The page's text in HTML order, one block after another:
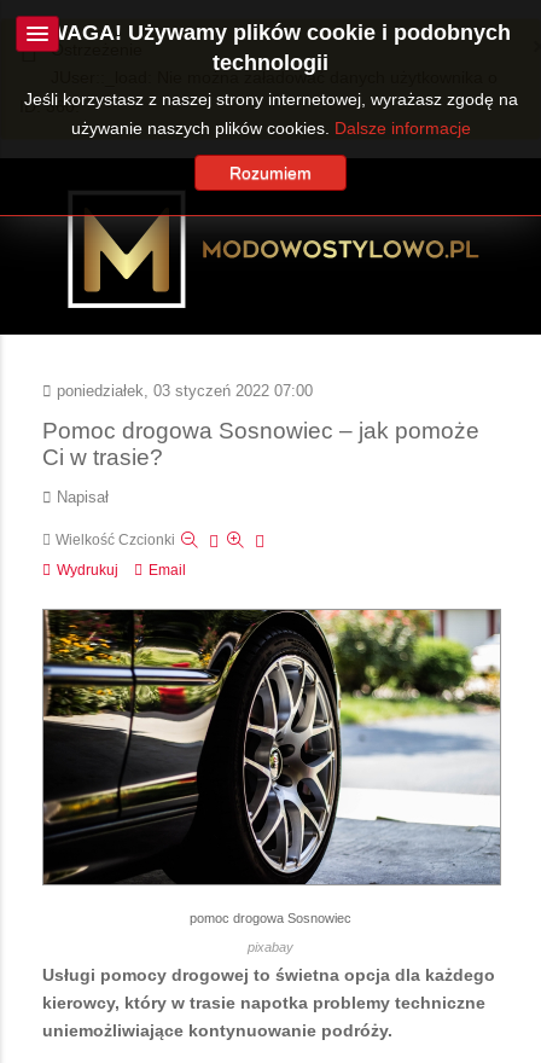
Ostrzeżenie
JUser::_load: Nie można załadować danych użytkownika o
ID: 360.
poniedziałek, 03 styczeń 2022 07:00
Pomoc drogowa Sosnowiec – jak pomoże
Ci w trasie?
Napisał
Wielkość Czcionki
Wydrukuj
Email
pomoc drogowa Sosnowiec
pixabay
Usługi pomocy drogowej to świetna opcja dla każdego
kierowcy, który w trasie napotka problemy techniczne
uniemożliwiające kontynuowanie podróży.
UWAGA! Używamy plików cookie i podobnych
technologii
Jeśli korzystasz z naszej strony internetowej, wyrażasz zgodę na
używanie naszych plików cookies. Dalsze informacje
Rozumiem